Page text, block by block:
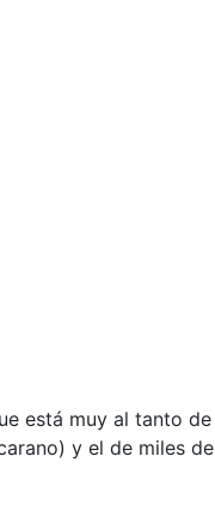
está muy al tanto de
y el de miles de